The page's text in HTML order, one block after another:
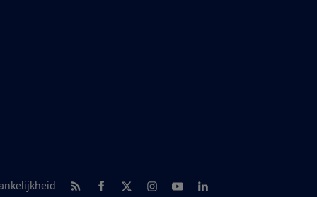
RSS-feed nieuws
Facebook
TwitterInstagram
YoutubeLinkedIn